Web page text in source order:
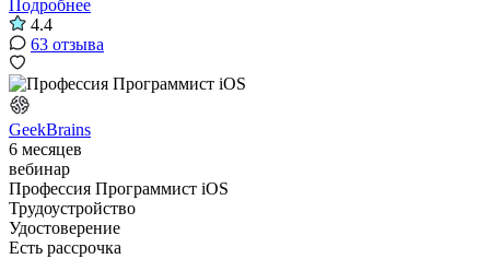
Подробнее
4.4
63 отзыва
GeekBrains
6 месяцев
вебинар
Профессия Программист iOS
Трудоустройство
Удостоверение
Есть рассрочка